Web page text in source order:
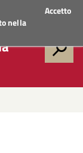
nella
Accetto